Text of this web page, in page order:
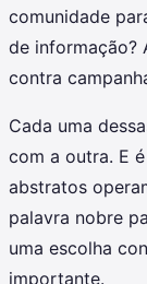
comunidade
de informação?
contra
Cada uma
com a outra. E
abstratos
palavra nobre
uma escolha
importante.